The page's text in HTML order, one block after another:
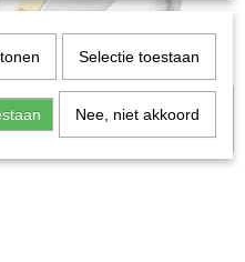
product onlangs in de zaak is
wij contact met u op.
Selectie toestaan
Nee, niet akkoord